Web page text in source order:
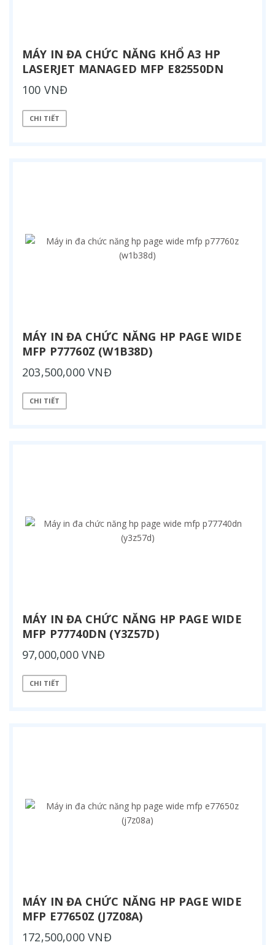
MÁY IN ĐA CHỨC NĂNG KHỔ A3 HP
LASERJET MANAGED MFP E82550DN
100 VNĐ
CHI TIẾT
MÁY IN ĐA CHỨC NĂNG HP PAGE WIDE
MFP P77760Z (W1B38D)
203,500,000 VNĐ
CHI TIẾT
MÁY IN ĐA CHỨC NĂNG HP PAGE WIDE
MFP P77740DN (Y3Z57D)
97,000,000 VNĐ
CHI TIẾT
MÁY IN ĐA CHỨC NĂNG HP PAGE WIDE
MFP E77650Z (J7Z08A)
172,500,000 VNĐ